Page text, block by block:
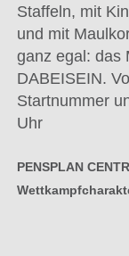
Staffeln, mit
und mit
ganz egal: das
DABEISEIN.
Startnummer
Uhr
PENSPLAN